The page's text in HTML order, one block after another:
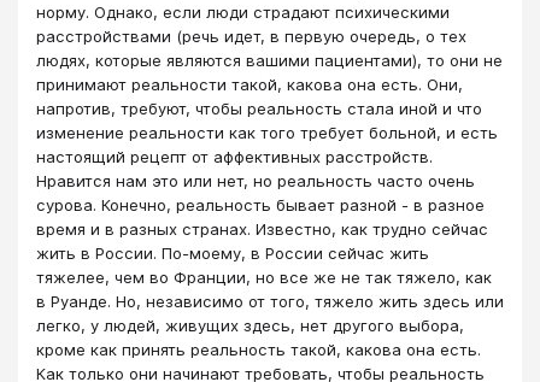
норму. Однако, если люди страдают психическими
расстройствами (речь идет, в первую очередь, о тех
людях, которые являются вашими пациентами), то они не
принимают реальности такой, какова она есть. Они,
напротив, требуют, чтобы реальность стала иной и что
изменение реальности как того требует больной, и есть
настоящий рецепт от аффективных расстройств.
Нравится нам это или нет, но реальность часто очень
сурова. Конечно, реальность бывает разной - в разное
время и в разных странах. Известно, как трудно сейчас
жить в России. По-моему, в России сейчас жить
тяжелее, чем во Франции, но все же не так тяжело, как
в Руанде. Но, независимо от того, тяжело жить здесь или
легко, у людей, живущих здесь, нет другого выбора,
кроме как принять реальность такой, какова она есть.
Как только они начинают требовать, чтобы реальность